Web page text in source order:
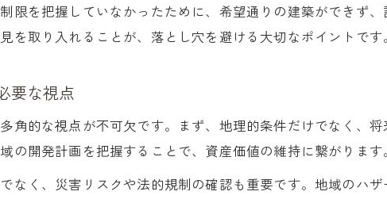
土地探しで妥協しないためのコツ
一宮市で土地探し成功へ導く判断軸
土地探しの失敗を防ぐ事前準備の
一宮市で失敗しがちな土地探しの注意点
土地探しで避けるべき一宮市の落
限を把握していなかったために、希望通りの建築ができず
を取り入れることが、落とし穴を避ける大切なポイントです。
要な視点
角的な視点が不可欠です。まず、地理的条件だけでなく、
の開発計画を把握することで、資産価値の維持に繋がります。
なく、災害リスクや法的規制の確認も重要です。地域のハ